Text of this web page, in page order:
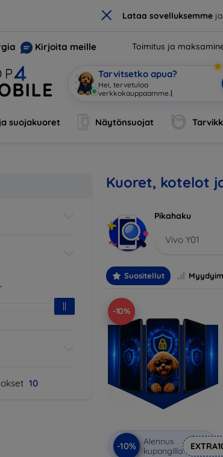
× Lataa sovelluksemmeja
Kirjoita meille Toimitus ja
Tarvitsetko apua?
Hei, tervetuloa verkk |
suojakuoret Näytönsuojat
10
Kuoret, kotelot
Pikahaku
Vivo Y01
Suositellut
-10%
-10%
Alennus
kupongilla